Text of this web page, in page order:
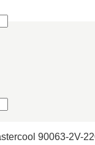
90063-2V-